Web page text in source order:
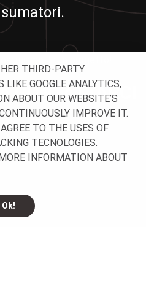
CONTATTARCI
THIRD-PARTY
LIKE GOOGLE ANALYTICS,
ABOUT OUR WEBSITE’S
IMPROVE IT.
AGREE TO THE USES OF
TECNOLOGIES.
INFORMATION ABOUT
Ok!